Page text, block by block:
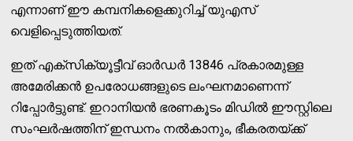
എന്നാണ് ഈ കമ്പനികളെക്കുറിച്ച് യുഎസ്
വെളിപ്പെടുത്തിയത്.
ഇത് എക്‌സിക്യൂട്ടീവ് ഓര്‍ഡര്‍ 13846 പ്രകാരമുള്ള
അമേരിക്കന്‍ ഉപരോധങ്ങളുടെ ലംഘനമാണെന്ന്
റിപ്പോര്‍ട്ടുണ്ട്. ഇറാനിയന്‍ ഭരണകൂടം മിഡില്‍ ഈസ്റ്റിലെ
സംഘര്‍ഷത്തിന് ഇന്ധനം നല്‍കാനും, ഭീകരതയ്ക്ക്